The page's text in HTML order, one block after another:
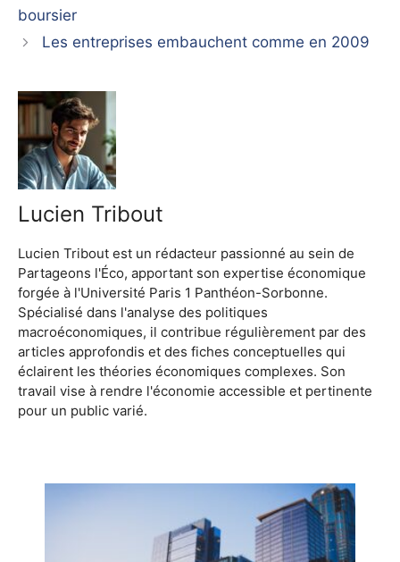
boursier
Les entreprises embauchent comme en 2009
Lucien Tribout
Lucien Tribout est un rédacteur passionné au sein de
Partageons l'Éco, apportant son expertise économique
forgée à l'Université Paris 1 Panthéon-Sorbonne.
Spécialisé dans l'analyse des politiques
macroéconomiques, il contribue régulièrement par des
articles approfondis et des fiches conceptuelles qui
éclairent les théories économiques complexes. Son
travail vise à rendre l'économie accessible et pertinente
pour un public varié.